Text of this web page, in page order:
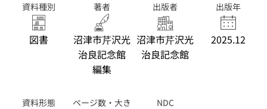
資料種別
図書
著者
沼津市芹沢光
治良記念館
編集
出版者
沼津市芹沢光
治良記念館
出版年
2025.12
資料形態
ページ数・大き
NDC